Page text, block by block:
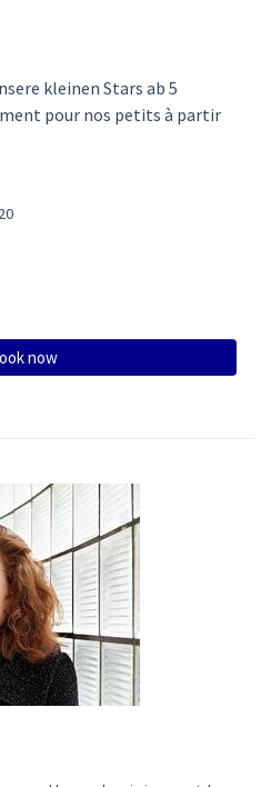
kleinen Stars ab 5
pour nos petits à partir
now